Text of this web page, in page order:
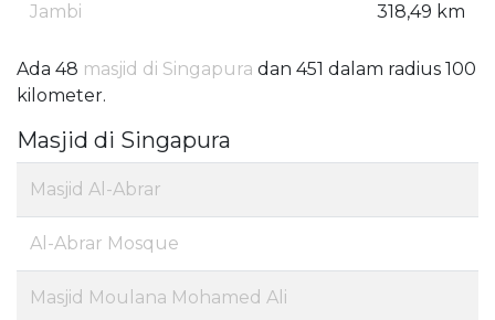
Jambi 318,49 km
Ada 48 masjid di Singapura dan 451 dalam radius 100
kilometer.
Masjid di Singapura
Masjid Al-Abrar
Al-Abrar Mosque
Masjid Moulana Mohamed Ali